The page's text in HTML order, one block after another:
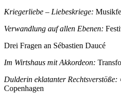
Kriegerliebe – Liebeskriege:
Verwandlung auf allen Ebenen:
Drei Fragen an Sébastien Daucé
Im Wirtshaus mit Akkordeon:
Dulderin eklatanter Rechtsverstöße:
Copenhagen